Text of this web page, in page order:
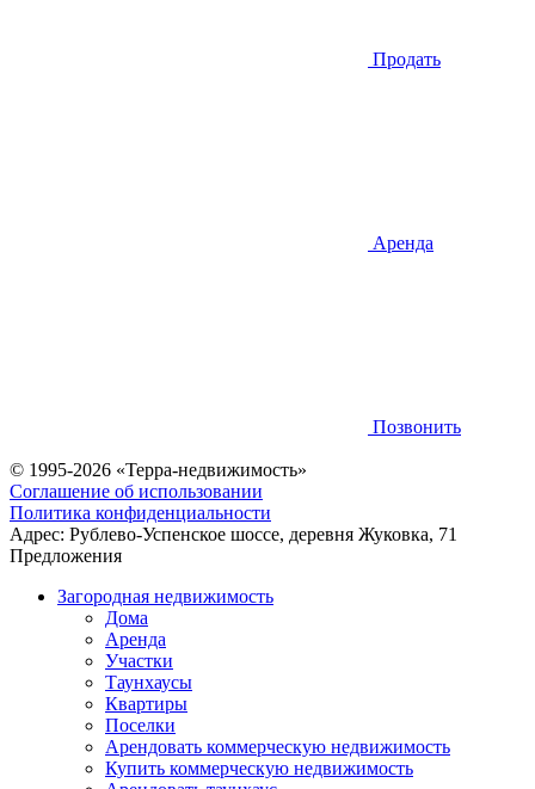
Продать
Аренда
Позвонить
© 1995-2026 «Терра-недвижимость»
Соглашение об использовании
Политика конфиденциальности
Адрес: Рублево-Успенское шоссе, деревня Жуковка, 71
Предложения
Загородная недвижимость
Дома
Аренда
Участки
Таунхаусы
Квартиры
Поселки
Арендовать коммерческую недвижимость
Купить коммерческую недвижимость